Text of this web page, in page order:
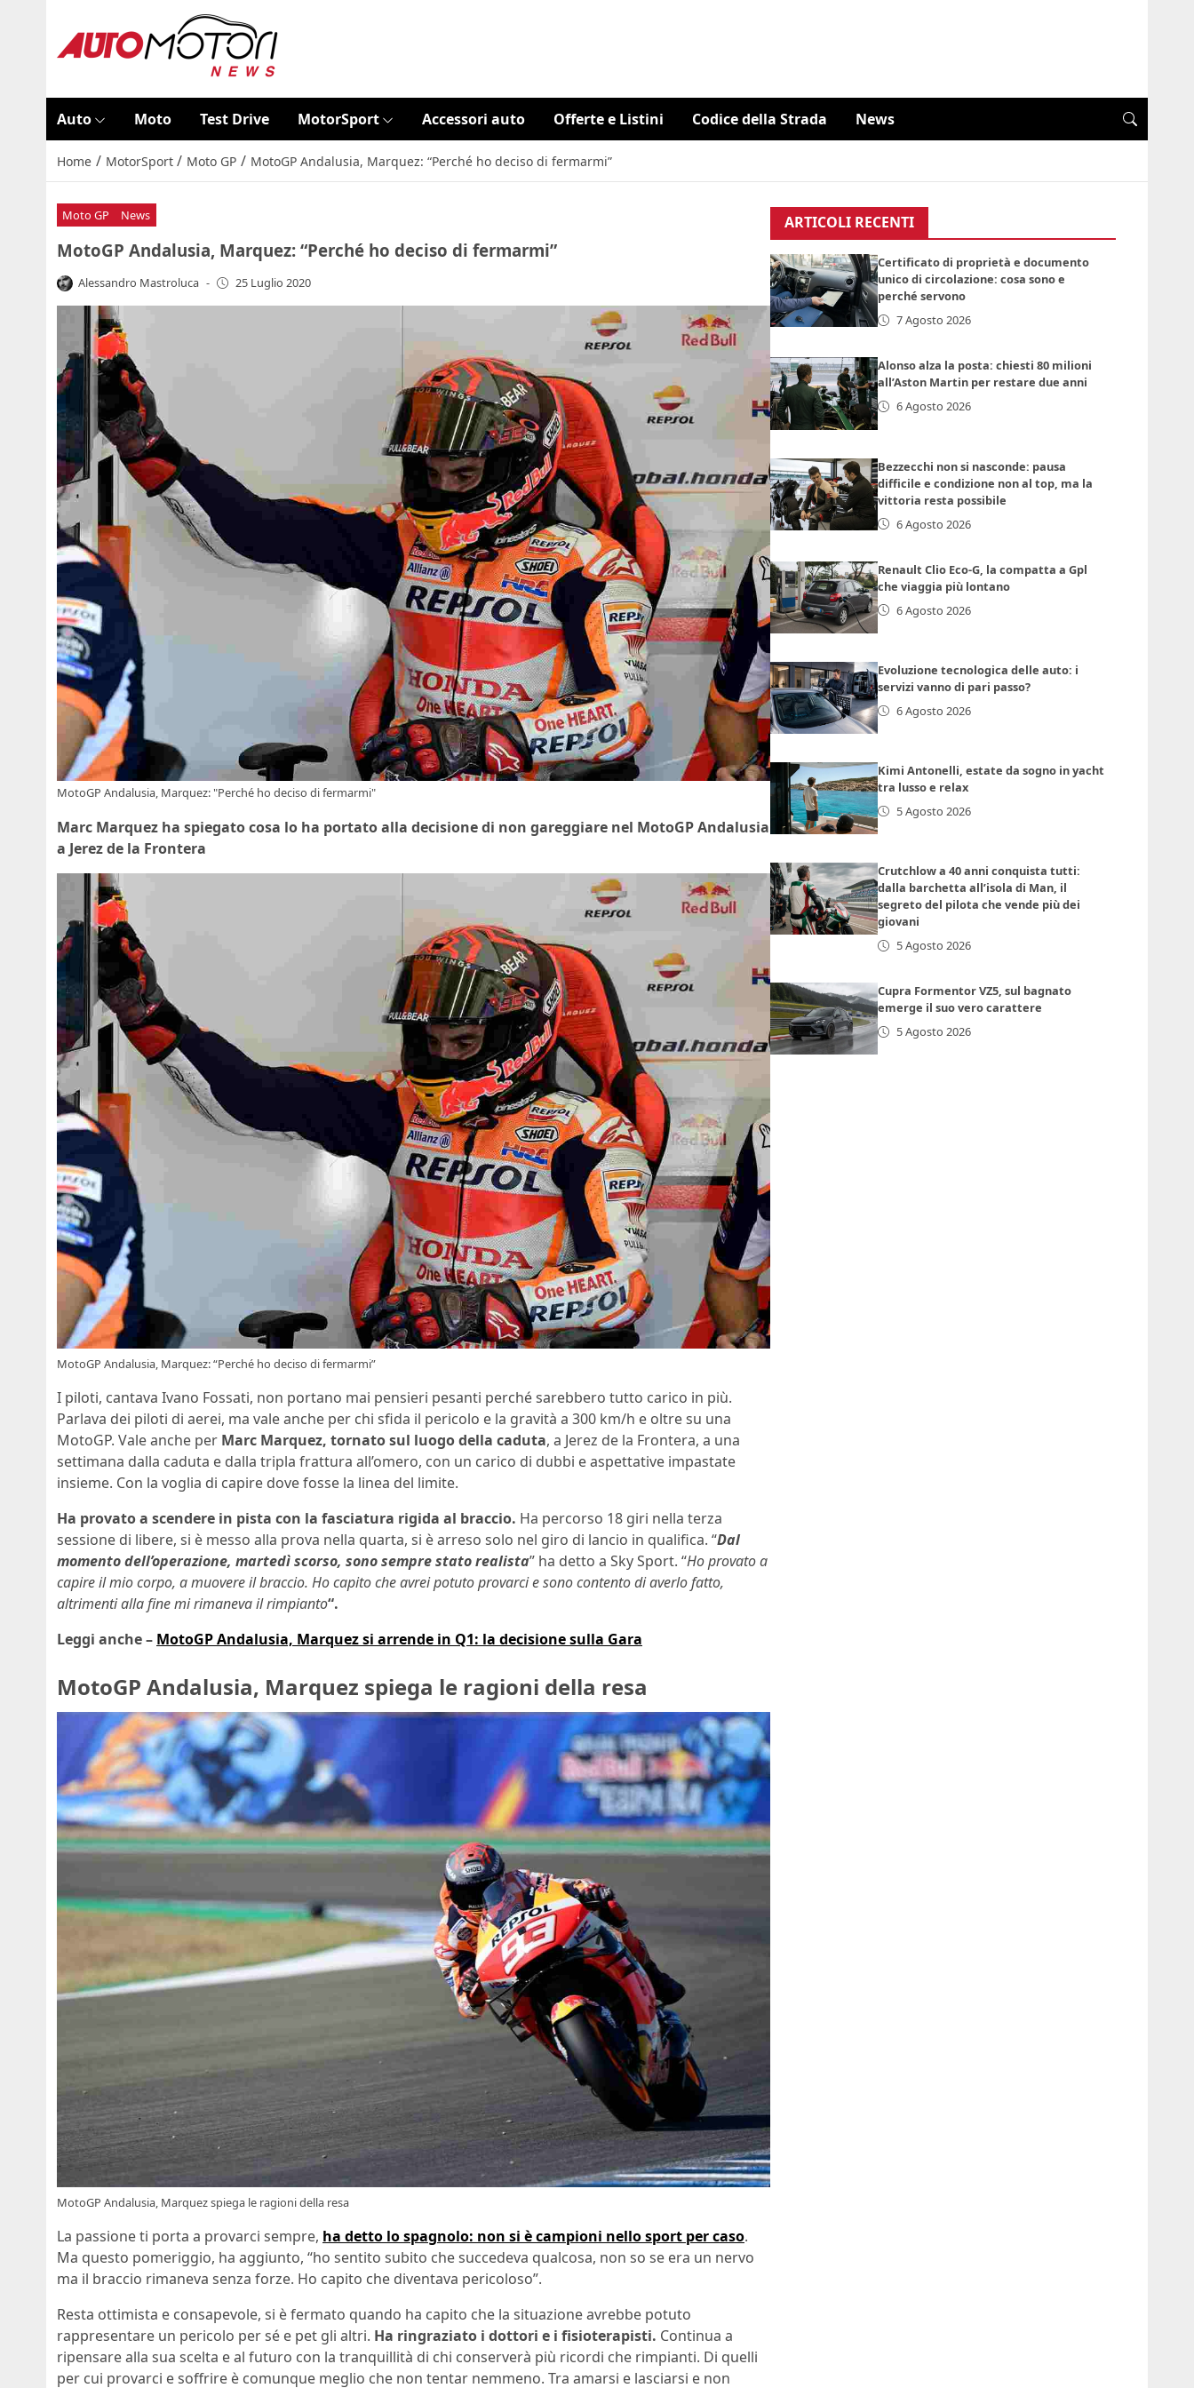
Auto Moto Test Drive MotorSport Accessori auto Offerte e Listini Codice della Strada News
Home / MotorSport / Moto GP / MotoGP Andalusia, Marquez: “Perché ho deciso di fermarmi”
Moto GP News
MotoGP Andalusia, Marquez: “Perché ho deciso di fermarmi”
Alessandro Mastroluca - 25 Luglio 2020
MotoGP Andalusia, Marquez: "Perché ho deciso di fermarmi"
Marc Marquez ha spiegato cosa lo ha portato alla decisione di non gareggiare nel MotoGP Andalusia
a Jerez de la Frontera
MotoGP Andalusia, Marquez: “Perché ho deciso di fermarmi”
I piloti, cantava Ivano Fossati, non portano mai pensieri pesanti perché sarebbero tutto carico in più.
Parlava dei piloti di aerei, ma vale anche per chi sfida il pericolo e la gravità a 300 km/h e oltre su una
MotoGP. Vale anche per Marc Marquez, tornato sul luogo della caduta, a Jerez de la Frontera, a una
settimana dalla caduta e dalla tripla frattura all’omero, con un carico di dubbi e aspettative impastate
insieme. Con la voglia di capire dove fosse la linea del limite.
Ha provato a scendere in pista con la fasciatura rigida al braccio. Ha percorso 18 giri nella terza
sessione di libere, si è messo alla prova nella quarta, si è arreso solo nel giro di lancio in qualifica. “Dal
momento dell’operazione, martedì scorso, sono sempre stato realista” ha detto a Sky Sport. “Ho provato a
capire il mio corpo, a muovere il braccio. Ho capito che avrei potuto provarci e sono contento di averlo fatto,
altrimenti alla fine mi rimaneva il rimpianto“.
Leggi anche – MotoGP Andalusia, Marquez si arrende in Q1: la decisione sulla Gara
MotoGP Andalusia, Marquez spiega le ragioni della resa
MotoGP Andalusia, Marquez spiega le ragioni della resa
La passione ti porta a provarci sempre, ha detto lo spagnolo: non si è campioni nello sport per caso.
Ma questo pomeriggio, ha aggiunto, “ho sentito subito che succedeva qualcosa, non so se era un nervo
ma il braccio rimaneva senza forze. Ho capito che diventava pericoloso”.
Resta ottimista e consapevole, si è fermato quando ha capito che la situazione avrebbe potuto
rappresentare un pericolo per sé e pet gli altri. Ha ringraziato i dottori e i fisioterapisti. Continua a
ripensare alla sua scelta e al futuro con la tranquillità di chi conserverà più ricordi che rimpianti. Di quelli
per cui provarci e soffrire è comunque meglio che non tentar nemmeno. Tra amarsi e lasciarsi e non
ARTICOLI RECENTI
Certificato di proprietà e documento
unico di circolazione: cosa sono e
perché servono
7 Agosto 2026
Alonso alza la posta: chiesti 80 milioni
all’Aston Martin per restare due anni
6 Agosto 2026
Bezzecchi non si nasconde: pausa
difficile e condizione non al top, ma la
vittoria resta possibile
6 Agosto 2026
Renault Clio Eco-G, la compatta a Gpl
che viaggia più lontano
6 Agosto 2026
Evoluzione tecnologica delle auto: i
servizi vanno di pari passo?
6 Agosto 2026
Kimi Antonelli, estate da sogno in yacht
tra lusso e relax
5 Agosto 2026
Crutchlow a 40 anni conquista tutti:
dalla barchetta all’isola di Man, il
segreto del pilota che vende più dei
giovani
5 Agosto 2026
Cupra Formentor VZ5, sul bagnato
emerge il suo vero carattere
5 Agosto 2026